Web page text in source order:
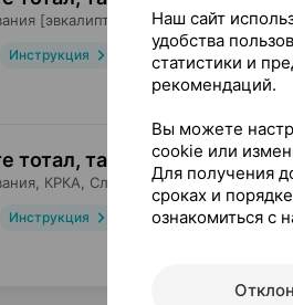
[эвкалипт], КРКА, Словения•без
Инструкция
тотал, таблетки,3 мг+1 мг
КРКА , Словения•без рецепта
Инструкция
Наш сайт
удобства
статистики и
рекомендаций.
Вы можете
cookie или
Для получения
сроках и
ознакомиться с